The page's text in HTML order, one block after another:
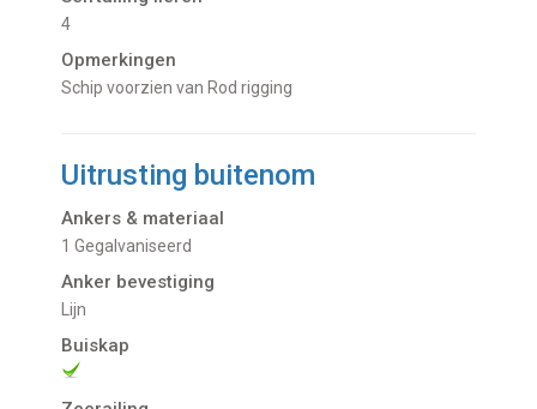
4
Opmerkingen
Schip voorzien van Rod rigging
Uitrusting buitenom
Ankers & materiaal
1 Gegalvaniseerd
Anker bevestiging
Lijn
Buiskap